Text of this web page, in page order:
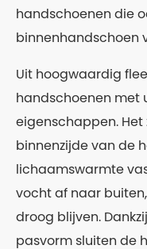
handschoenen die
binnenhandschoen
Uit hoogwaardig
handschoenen met
eigenschappen.
binnenzijde van de
lichaamswarmte
vocht af naar
droog blijven.
pasvorm sluiten de